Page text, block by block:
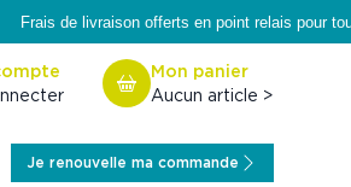
de livraison offerts en point relais pour toute
Mon panier
Aucun article >
Je renouvelle ma commande